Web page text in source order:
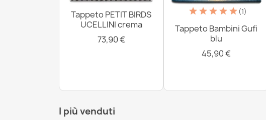
Tappeto PETIT BIRDS
UCELLINI crema
73,90 €
(1)
Tappeto Bambini Gufi
blu
45,90 €
I più venduti